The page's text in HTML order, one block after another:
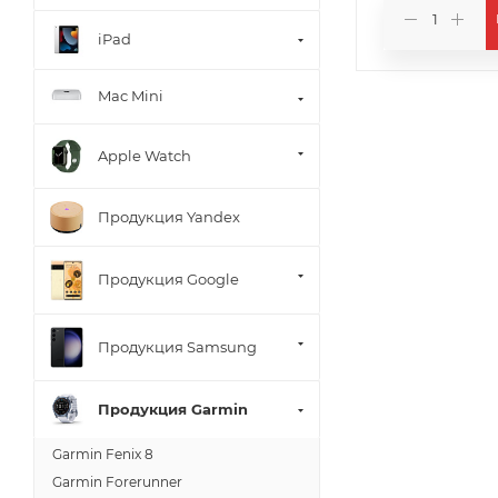
iPad
Mac Mini
Apple Watch
Продукция Yandex
Продукция Google
Продукция Samsung
Продукция Garmin
️Garmin Fenix 8
Garmin Forerunner